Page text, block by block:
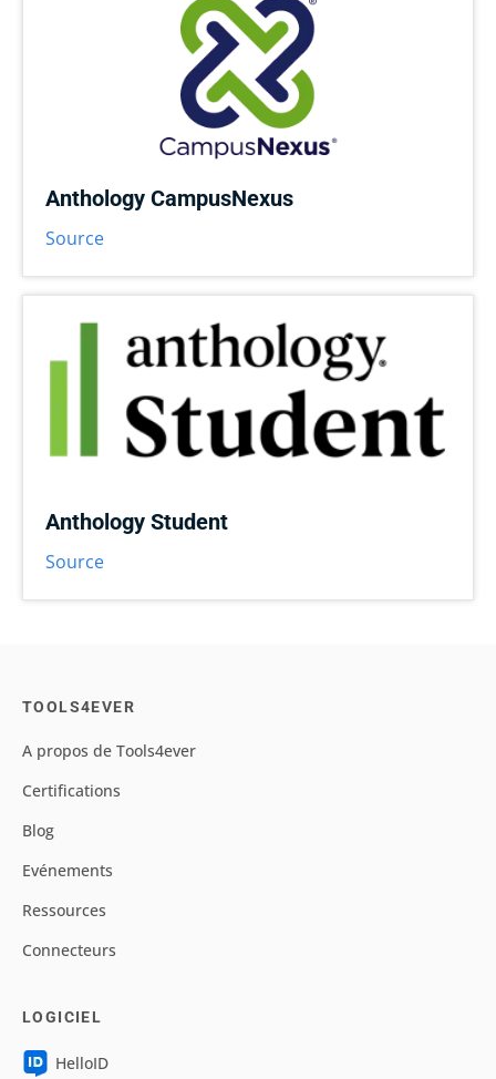
Anthology CampusNexus
Source
Anthology Student
Source
TOOLS4EVER
A propos de Tools4ever
Certifications
Blog
Evénements
Ressources
Connecteurs
LOGICIEL
HelloID